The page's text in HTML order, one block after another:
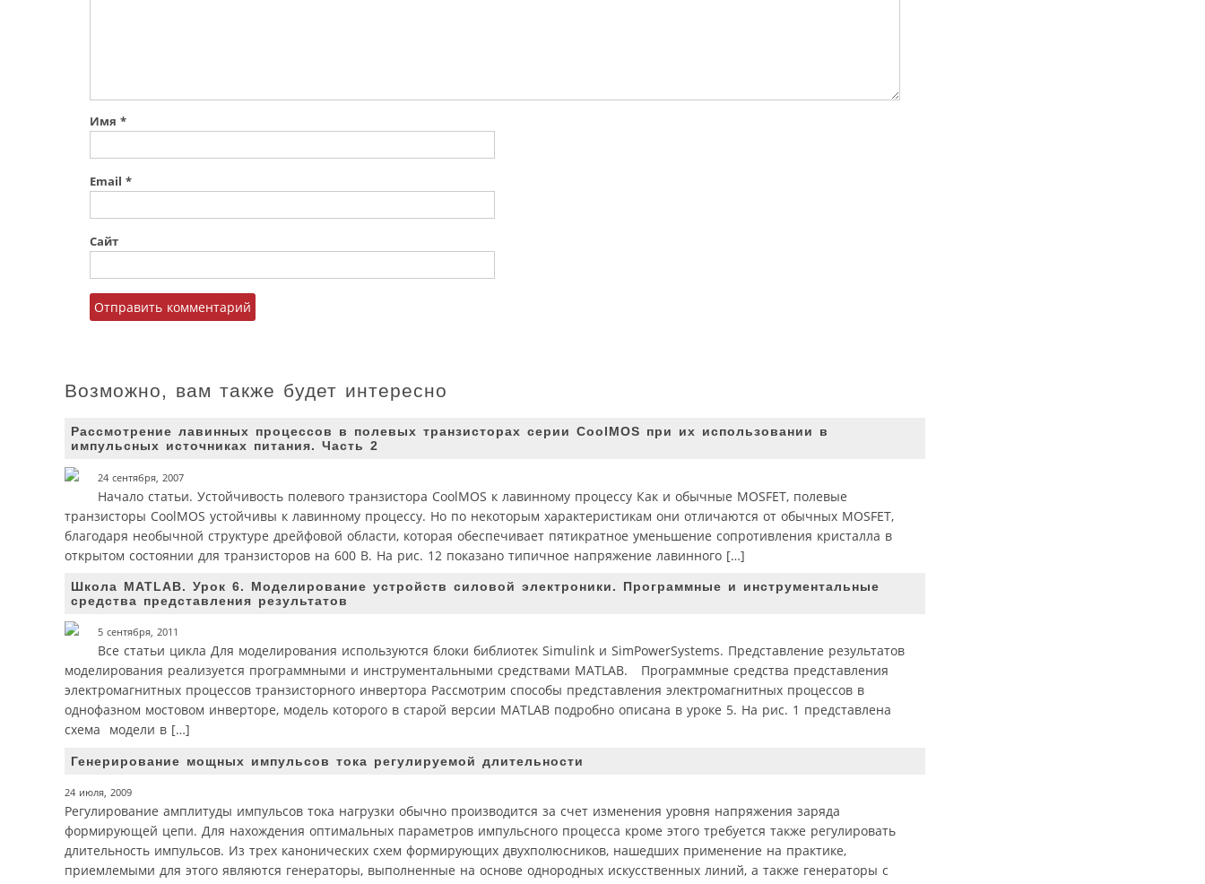
Имя *
Email *
Сайт
Возможно, вам также будет интересно
Рассмотрение лавинных процессов в полевых транзисторах серии CoolMOS при их использовании в
импульсных источниках питания. Часть 2
24 сентября, 2007
Начало статьи. Устойчивость полевого транзистора CoolMOS к лавинному процессу Как и обычные MOSFET, полевые
транзисторы CoolMOS устойчивы к лавинному процессу. Но по некоторым характеристикам они отличаются от обычных MOSFET,
благодаря необычной структуре дрейфовой области, которая обеспечивает пятикратное уменьшение сопротивления кристалла в
открытом состоянии для транзисторов на 600 В. На рис. 12 показано типичное напряжение лавинного […]
Школа MATLAB. Урок 6. Моделирование устройств силовой электроники. Программные и инструментальные
средства представления результатов
5 сентября, 2011
Все статьи цикла Для моделирования используются блоки библиотек Simulink и SimPowerSystems. Представление результатов
моделирования реализуется программными и инструментальными средствами MATLAB. Программные средства представления
электромагнитных процессов транзисторного инвертора Рассмотрим способы представления электромагнитных процессов в
однофазном мостовом инверторе, модель которого в старой версии MATLAB подробно описана в уроке 5. На рис. 1 представлена
схема модели в […]
Генерирование мощных импульсов тока регулируемой длительности
24 июля, 2009
Регулирование амплитуды импульсов тока нагрузки обычно производится за счет изменения уровня напряжения заряда
формирующей цепи. Для нахождения оптимальных параметров импульсного процесса кроме этого требуется также регулировать
длительность импульсов. Из трех канонических схем формирующих двухполюсников, нашедших применение на практике,
приемлемыми для этого являются генераторы, выполненные на основе однородных искусственных линий, а также генераторы с